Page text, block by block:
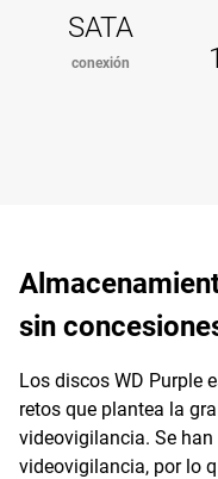
SATA
conexión
sin
Los discos WD Purple
retos que plantea la
videovigilancia. Se
videovigilancia, por lo